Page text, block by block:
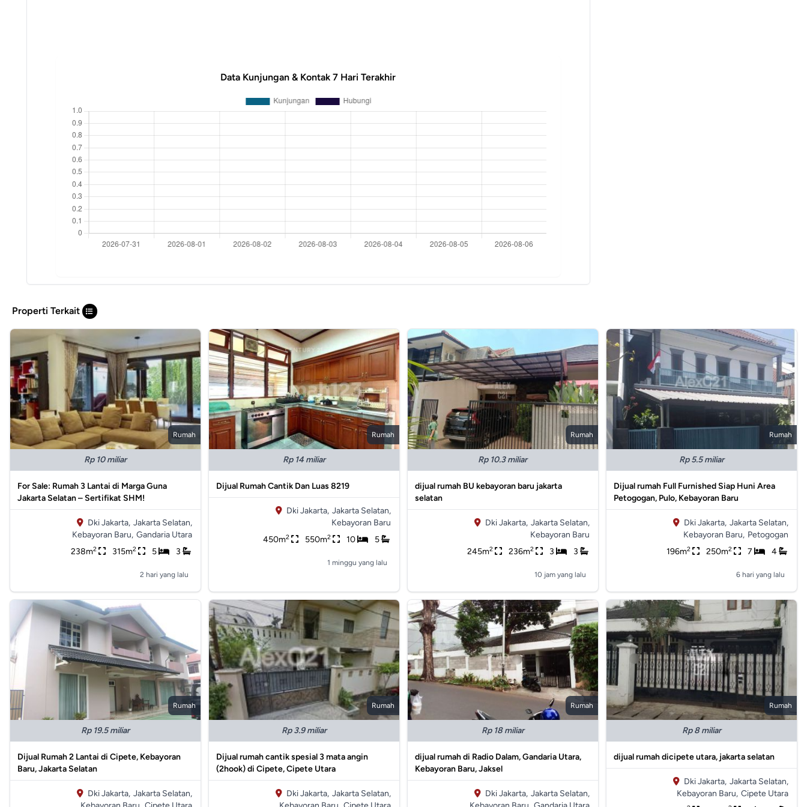
Data Kunjungan & Kontak 7 Hari Terakhir
Properti Terkait
Rumah
Rp 10 miliar
For Sale: Rumah 3 Lantai di Marga Guna
Jakarta Selatan – Sertifikat SHM!
Dki Jakarta, Jakarta Selatan,
Kebayoran Baru, Gandaria Utara
238m2 315m2 5 3
2 hari yang lalu
Rumah
Rp 14 miliar
Dijual Rumah Cantik Dan Luas 8219
Dki Jakarta, Jakarta Selatan,
Kebayoran Baru
450m2 550m2 10 5
1 minggu yang lalu
Rumah
Rp 10.3 miliar
dijual rumah BU kebayoran baru jakarta
selatan
Dki Jakarta, Jakarta Selatan,
Kebayoran Baru
245m2 236m2 3 3
10 jam yang lalu
Rumah
Rp 5.5 miliar
Dijual rumah Full Furnished Siap Huni Area
Petogogan, Pulo, Kebayoran Baru
Dki Jakarta, Jakarta Selatan,
Kebayoran Baru, Petogogan
196m2 250m2 7 4
6 hari yang lalu
Rumah
Rp 19.5 miliar
Dijual Rumah 2 Lantai di Cipete, Kebayoran
Baru, Jakarta Selatan
Dki Jakarta, Jakarta Selatan,
Rumah
Rp 3.9 miliar
Dijual rumah cantik spesial 3 mata angin
(2hook) di Cipete, Cipete Utara
Dki Jakarta, Jakarta Selatan,
Rumah
Rp 18 miliar
dijual rumah di Radio Dalam, Gandaria Utara,
Kebayoran Baru, Jaksel
Dki Jakarta, Jakarta Selatan,
Rumah
Rp 8 miliar
dijual rumah dicipete utara, jakarta selatan
Dki Jakarta, Jakarta Selatan,
Kebayoran Baru, Cipete Utara